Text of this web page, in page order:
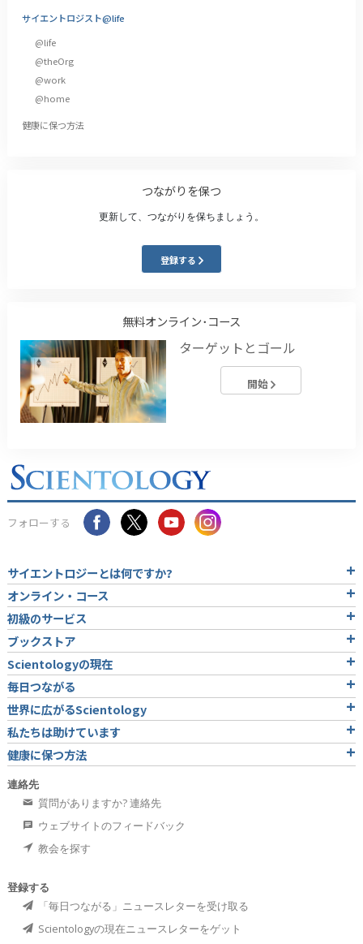
サイエントロジスト@life
@life
@theOrg
@work
@home
健康に保つ方法
つながりを保つ
更新して、つながりを保ちましょう。
登録する
無料オンライン･コース
ターゲットとゴール
開始
フォローする
サイエントロジーとは何ですか?
オンライン・コース
初級のサービス
ブックストア
Scientologyの現在
毎日つながる
世界に広がるScientology
私たちは助けています
健康に保つ方法
連絡先
質問がありますか? 連絡先
ウェブサイトのフィードバック
教会を探す
登録する
「毎日つながる」ニュースレターを受け取る
Scientologyの現在ニュースレターをゲット